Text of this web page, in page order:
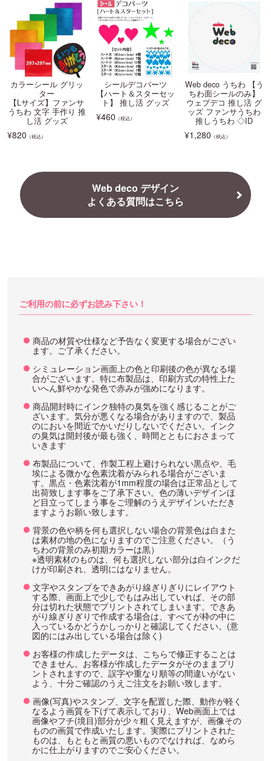
カラーシール グリッ
ター
【Lサイズ】ファンサ
うちわ 文字 手作り 推
し活 グッズ
¥820 （税込）
シールデコパーツ
【ハート＆スターセッ
ト】 推し活 グッズ
¥460 （税込）
Web deco うちわ 【う
ちわ面シールのみ】
ウェブデコ 推し活 グ
ッズ ファンサうちわ
推しうちわ ◇ID
¥1,280 （税込）
Web deco デザイン
よくある質問はこちら
ご利用の前に必ずお読み下さい！
商品の材質や仕様など予告なく変更する場合がござい
ます。ご了承ください。
シミュレーション画面上の色と印刷後の色が異なる場
合がございます。特に布製品は、印刷方式の特性上た
いへん鮮やかな発色で赤みが強めになります。
商品開封時にインク独特の臭気を強く感じることがご
ざいます。気分が悪くなる場合がありますので、製品
のにおいを間近でかいだりしないでください。インク
の臭気は開封後が最も強く、時間とともにおさまって
いきます
布製品について、作製工程上避けられない黒点や、毛
埃による微かな色素沈着がみられる場合がございま
す。黒点・色素沈着が1mm程度の場合は正常品として
出荷致します事をご了承下さい。色の薄いデザインほ
ど目立ってしまう事をご理解のうえデザインいただき
ますようお願い致します。
背景の色や柄を何も選択しない場合の背景色は白また
は素材の地の色になりますのでご注意ください。（う
ちわの背景のみ初期カラーは黒）
※透明素材のものは、何も選択しない部分は白インクだ
けが印刷され、透明にはなりません。
文字やスタンプをできあがり線ぎりぎりにレイアウト
する際、画面上で少しでもはみ出していれば、その部
分は切れた状態でプリントされてしまいます。できあ
がり線ぎりぎりで作成する場合は、すべてが枠の中に
入っているかどうかしっかりと確認してください。(意
図的にはみ出している場合は除く)
お客様の作成したデータは、こちらで修正することは
できません。お客様が作成したデータがそのままプリ
ントされますので、誤字や重なり順等の間違いがない
よう、十分ご確認のうえご注文をお願い致します。
画像(写真)やスタンプ、文字を配置した際、動作が軽く
なるよう画質を下げて表示しており、Web画面上では
画像やフチ(境目)部分が少々粗く見えますが、画像その
ものの画質で作成いたします。実際にプリントされた
ものは、もともと画質の悪いものでなければ、なめら
かに仕上がりますのでご安心ください。